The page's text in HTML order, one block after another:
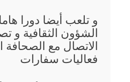
و تلعب أيضا دورا
الشؤون الثقافية و
الاتصال مع الصحافة
فعاليات سفارات